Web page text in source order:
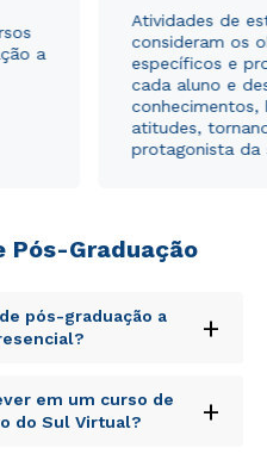
a
Atividades de
consideram os
específicos e
cada aluno e
conhecimentos,
atitudes,
protagonista da
Pós-Graduação
pós-graduação a
+
iste natus error sit
laudantium,
quae ab illo inventore
em um curso de
do Sul Virtual?
+